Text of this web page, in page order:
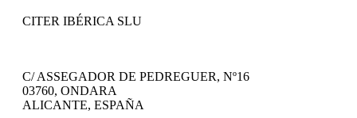
CITER IBÉRICA SLU
C/ ASSEGADOR DE PEDREGUER, Nº16
03760, ONDARA
ALICANTE, ESPAÑA